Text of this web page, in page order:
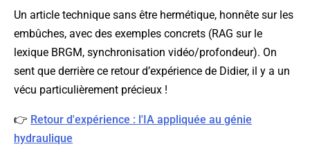
Un article technique sans être hermétique, honnête sur les
embûches, avec des exemples concrets (RAG sur le
lexique BRGM, synchronisation vidéo/profondeur). On
sent que derrière ce retour d’expérience de Didier, il y a un
vécu particulièrement précieux !
👉 Retour d'expérience : l'IA appliquée au génie
hydraulique